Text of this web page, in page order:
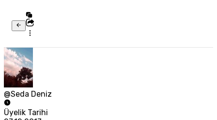
@Seda Deniz
Üyelik Tarihi